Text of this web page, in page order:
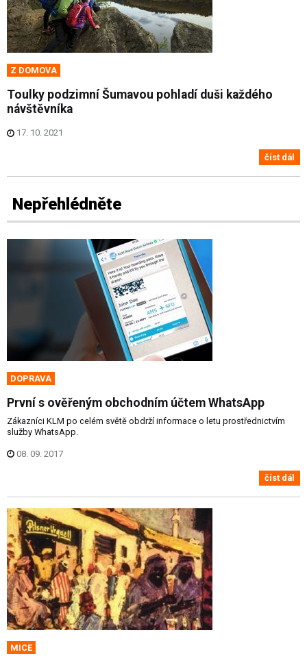
Z DOMOVA
Toulky podzimní Šumavou pohladí duši každého
návštěvníka
17. 10. 2021
číst dál
Nepřehlédněte
DOPRAVA
První s ověřeným obchodním účtem WhatsApp
Zákazníci KLM po celém světě obdrží informace o letu prostřednictvím
služby WhatsApp.
08. 09. 2017
číst dál
MICE